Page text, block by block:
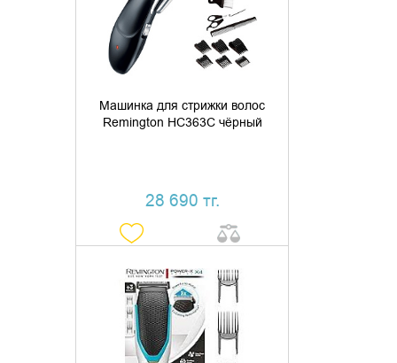
Машинка для стрижки волос
Remington HC363C чёрный
28 690 тг.
КУПИТЬ В 1 КЛИК
ДОБАВИТЬ В КОРЗИНУ
КУПИТЬ В 1 КЛИК